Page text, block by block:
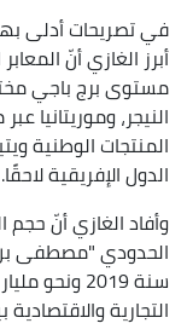
في تصريحات أدلى بها
أبرز الغازي أنّ المعابر
مستوى برج باجي
النيجر، وموريتانيا
المنتجات الوطنية
الدول الإفريقية لاحقًا.
وأفاد الغازي أنّ حجم
التجارية والاقتصادية